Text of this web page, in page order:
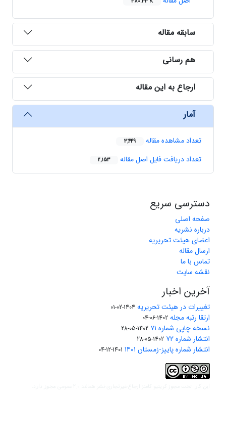
سابقه مقاله
هم رسانی
ارجاع به این مقاله
آمار
تعداد مشاهده مقاله 3,449
تعداد دریافت فایل اصل مقاله 2,153
دسترسی سریع
صفحه اصلی
درباره نشریه
اعضای هیئت تحریریه
ارسال مقاله
تماس با ما
نقشه سایت
آخرین اخبار
تغییرات در هیئت تحریریه 1404-02-01
ارتقا رتبه مجله 1402-06-04
نسخه چاپی شماره ۷۱ 1402-05-28
انتشار شماره ۷۲ 1402-05-28
انتشار شماره پاییز-زمستان ۱۴۰۱ 1401-12-04